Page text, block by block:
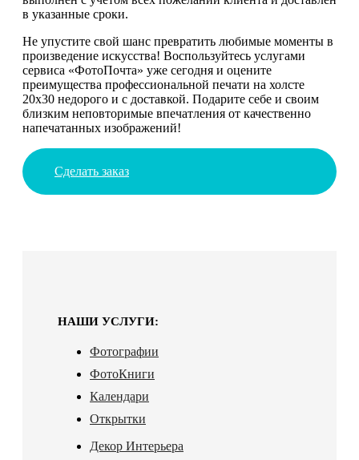
в указанные сроки.
Не упустите свой шанс превратить любимые моменты в
произведение искусства! Воспользуйтесь услугами
сервиса «ФотоПочта» уже сегодня и оцените
преимущества профессиональной печати на холсте
20х30 недорого и с доставкой. Подарите себе и своим
близким неповторимые впечатления от качественно
напечатанных изображений!
Сделать заказ
НАШИ УСЛУГИ:
Фотографии
ФотоКниги
Календари
Открытки
Декор Интерьера